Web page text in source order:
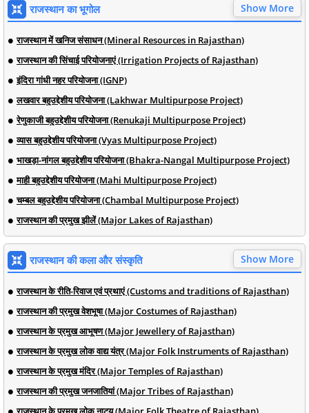
राजस्थान का भूगोल Show More
राजस्थान में खनिज संसाधन (Mineral Resources in Rajasthan)
राजस्थान की सिंचाई परियोजनाएं (Irrigation Projects of Rajasthan)
इंदिरा गांधी नहर परियोजना (IGNP)
लखवार बहुउद्देशीय परियोजना (Lakhwar Multipurpose Project)
रेणुकाजी बहुउद्देशीय परियोजना (Renukaji Multipurpose Project)
व्यास बहुउद्देशीय परियोजना (Vyas Multipurpose Project)
भाखड़ा-नांगल बहुउद्देशीय परियोजना (Bhakra-Nangal Multipurpose Project)
माही बहुउद्देशीय परियोजना (Mahi Multipurpose Project)
चम्बल बहुउद्देशीय परियोजना (Chambal Multipurpose Project)
राजस्थान की प्रमुख झीलें (Major Lakes of Rajasthan)
राजस्थान की कला और संस्कृति Show More
राजस्थान के रीति-रिवाज एवं प्रथाएं (Customs and traditions of Rajasthan)
राजस्थान की प्रमुख वेशभूषा (Major Costumes of Rajasthan)
राजस्थान के प्रमुख आभूषण (Major Jewellery of Rajasthan)
राजस्थान के प्रमुख लोक वाद्य यंत्र (Major Folk Instruments of Rajasthan)
राजस्थान के प्रमुख मंदिर (Major Temples of Rajasthan)
राजस्थान की प्रमुख जनजातियां (Major Tribes of Rajasthan)